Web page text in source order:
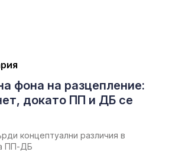
фона на разцепление:
докато ПП и ДБ се
концептуални различия в
ПП-ДБ